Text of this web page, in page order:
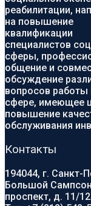
реабилитации,
на повышение
квалификации
специалистов
сферы,
общение и
обсуждение
вопросов работы
сфере, имеющее
повышение
обслуживания
Контакты
194044, г. Санкт-
Большой
проспект, д. 11/